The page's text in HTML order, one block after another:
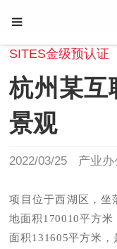
SITES金级预认证
杭州某互
景观
2022/03/25 产业办
项目位于西湖区，坐
地面积170010平方
面积131605平方米，